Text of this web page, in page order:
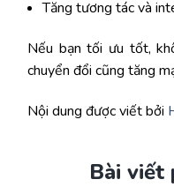
Tăng tương tác và
Nếu bạn tối ưu tốt,
chuyển đổi cũng tăng
Nội dung được viết bởi
Bài viết